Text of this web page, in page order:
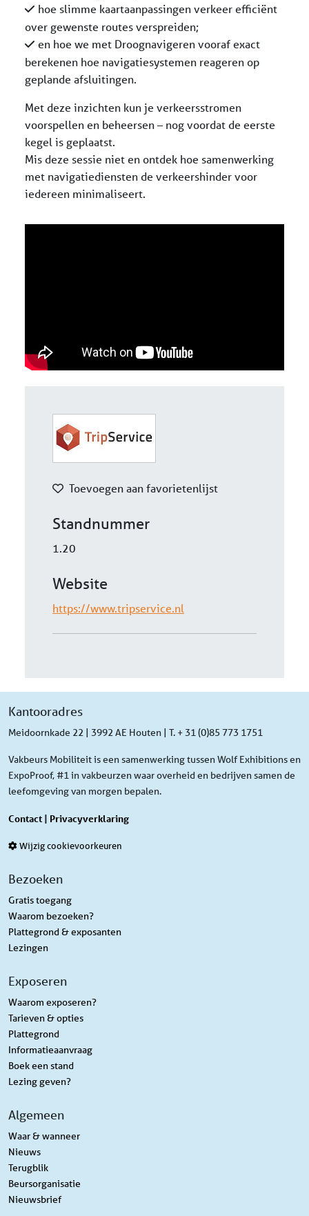
hoe slimme kaartaanpassingen verkeer efficiënt
over gewenste routes verspreiden;
en hoe we met Droognavigeren vooraf exact
berekenen hoe navigatiesystemen reageren op
geplande afsluitingen.
Met deze inzichten kun je verkeersstromen
voorspellen en beheersen – nog voordat de eerste
kegel is geplaatst.
Mis deze sessie niet en ontdek hoe samenwerking
met navigatiediensten de verkeershinder voor
iedereen minimaliseert.
Toevoegen aan favorietenlijst
Standnummer
1.20
Website
https://www.tripservice.nl
Kantooradres
Meidoornkade 22 | 3992 AE Houten | T. + 31 (0)85 773 1751
Vakbeurs Mobiliteit is een samenwerking tussen Wolf Exhibitions en
ExpoProof, #1 in vakbeurzen waar overheid en bedrijven samen de
leefomgeving van morgen bepalen.
Contact | Privacyverklaring
Wijzig cookievoorkeuren
Bezoeken
Gratis toegang
Waarom bezoeken?
Plattegrond & exposanten
Lezingen
Exposeren
Waarom exposeren?
Tarieven & opties
Plattegrond
Informatieaanvraag
Boek een stand
Lezing geven?
Algemeen
Waar & wanneer
Nieuws
Terugblik
Beursorganisatie
Nieuwsbrief